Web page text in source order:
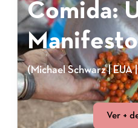
Comida:
Manifesto
(Michael Schwarz | EUA |
Ver +